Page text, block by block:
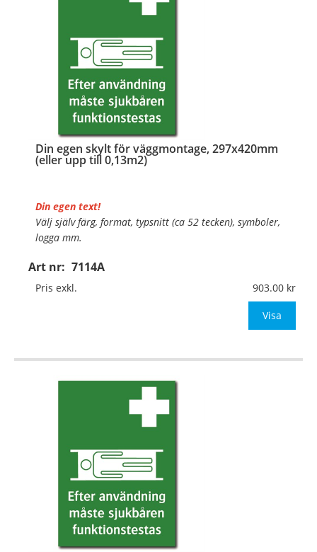
Din egen skylt för väggmontage, 297x420mm
(eller upp till 0,13m2)
Art nr: 7114A
Din egen text!
Välj själv färg, format, typsnitt (ca 52 tecken), symboler,
logga mm.
Material:Plan aluminium, 0,7mm (väggmontage)
Mått:297x420mm (eller annat mått upp till 0,13m²)
Pris exkl. 903.00
Visa